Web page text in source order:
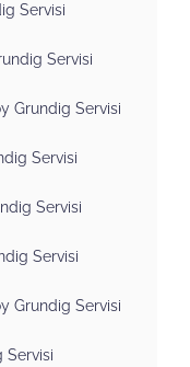
Servisi
Servisi
Grundig Servisi
Servisi
Servisi
Servisi
Grundig Servisi
Servisi